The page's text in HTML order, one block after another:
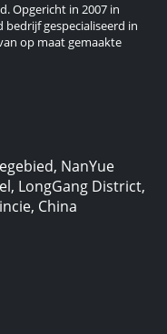
Opgericht in 2007 in
bedrijf gespecialiseerd in
op maat gemaakte
NanYue
LongGang District,
China